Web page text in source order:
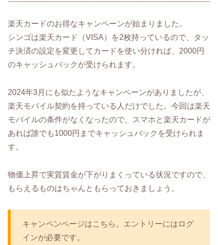
楽天カードのお得なキャンペーンが始まりました。
シンゴは楽天カード（VISA）を2枚持っているので、タッ
チ決済の設定を変更してカードを使い分ければ、2000円
のキャッシュバックが受けられます。
2024年3月にも似たようなキャンペーンがありましたが、
楽天モバイル契約を持っている人だけでした。今回は楽天
モバイルの条件がなくなったので、スマホと楽天カードが
あれば誰でも1000円までキャッシュバックを受けられま
す。
物価上昇で実質賃金が下がりまくっている状況ですので、
もらえるものはちゃんともらっておきましょう。
キャンペンページはこちら。エントリーにはログ
インが必要です。